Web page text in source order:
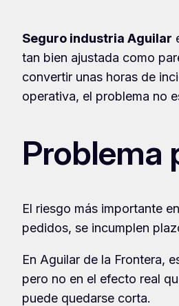
Seguro industria Aguilar
tan bien ajustada como
convertir unas horas de
operativa, el problema no
Problema
El riesgo más importante
pedidos, se incumplen
En Aguilar de la Frontera,
pero no en el efecto real
puede quedarse corta.